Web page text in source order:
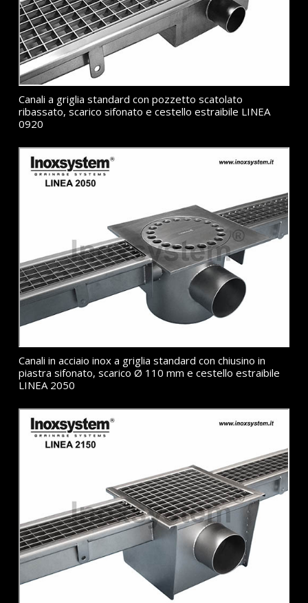
Canali a griglia standard con pozzetto scatolato
ribassato, scarico sifonato e cestello estraibile LINEA
0920
Canali in acciaio inox a griglia standard con chiusino in
piastra sifonato, scarico Ø 110 mm e cestello estraibile
LINEA 2050